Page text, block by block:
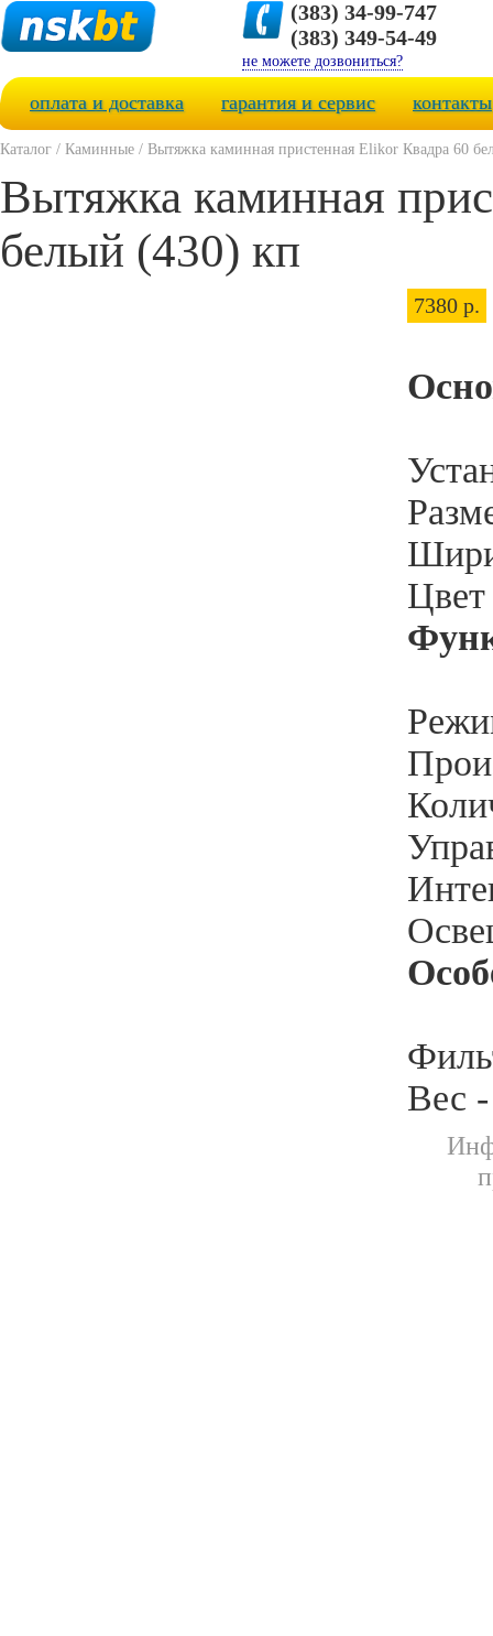
(383) 34-99-747
(383) 349-54-49
не можете дозвониться?
оплата и доставка гарантия и сервис контакты
Каталог / Каминные / Вытяжка каминная пристенная Elikor Квадра 60
Вытяжка каминная
белый (430) кп
7380 р.
Вес